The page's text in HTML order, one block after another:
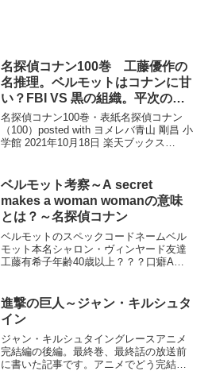
名探偵コナン100巻 工藤優作の
名推理。ベルモットはコナンに甘
い？FBI VS 黒の組織。平次の神
頼み
名探偵コナン100巻・表紙名探偵コナン
（100）posted with ヨメレバ青山 剛昌 小
学館 2021年10月18日 楽天ブックス
表紙の鍵穴...
ベルモット考察～A secret
makes a woman womanの意味
とは？～名探偵コナン
ベルモットのスペックコードネームベル
モット本名シャロン・ヴィンヤード友達
工藤有希子年齢40歳以上？？？口癖A
を握られている）宝物蘭ともう一つ...
進撃の巨人～ジャン・キルシュタ
イン
ジャン・キルシュタイングレースアニメ
完結編の後編。最終巻、最終話の放送前
に書いた記事です。アニメでどう完結さ